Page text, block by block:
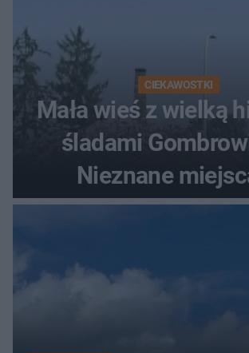
CIEKAWOSTKI
Mała wieś z wielką
śladami
Nieznane